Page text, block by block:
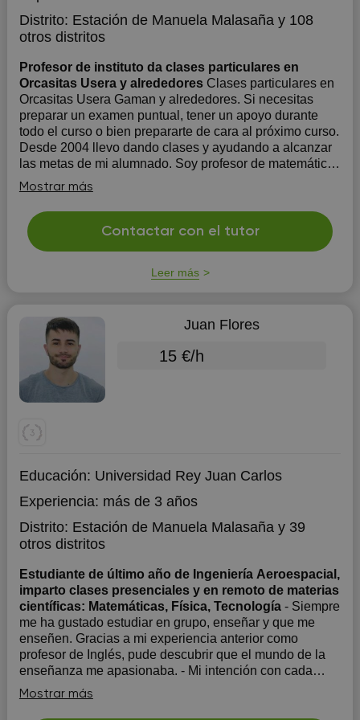
Distrito: Estación de Manuela Malasañay 108
otros distritos
Profesor de instituto da clases particulares en
Orcasitas Usera y alrededores Clases particulares en
Orcasitas Usera Gaman y alrededores. Si necesitas
preparar un examen puntual, tener un apoyo durante
todo el curso o bien prepararte de cara al próximo curso.
Desde 2004 llevo dando clases y ayudando a alcanzar
las metas de mi alumnado. Soy profesor de matemáticas
en secundari...
Mostrar más
Contactar con el tutor
Leer más
Juan Flores
15 €/h
Educación: Universidad Rey Juan Carlos
Experiencia: más de 3 años
Distrito: Estación de Manuela Malasañay 39
otros distritos
Estudiante de último año de Ingeniería Aeroespacial,
imparto clases presenciales y en remoto de materias
científicas: Matemáticas, Física, Tecnología - Siempre
me ha gustado estudiar en grupo, enseñar y que me
enseñen. Gracias a mi experiencia anterior como
profesor de Inglés, pude descubrir que el mundo de la
enseñanza me apasionaba. - Mi intención con cada
alumno es empezar por el aprobado hasta lograr la
excelencia académica, pudiendo ofrecer...
Mostrar más